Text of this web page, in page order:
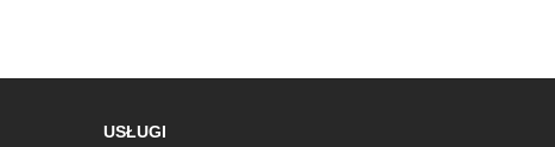
USŁUGI